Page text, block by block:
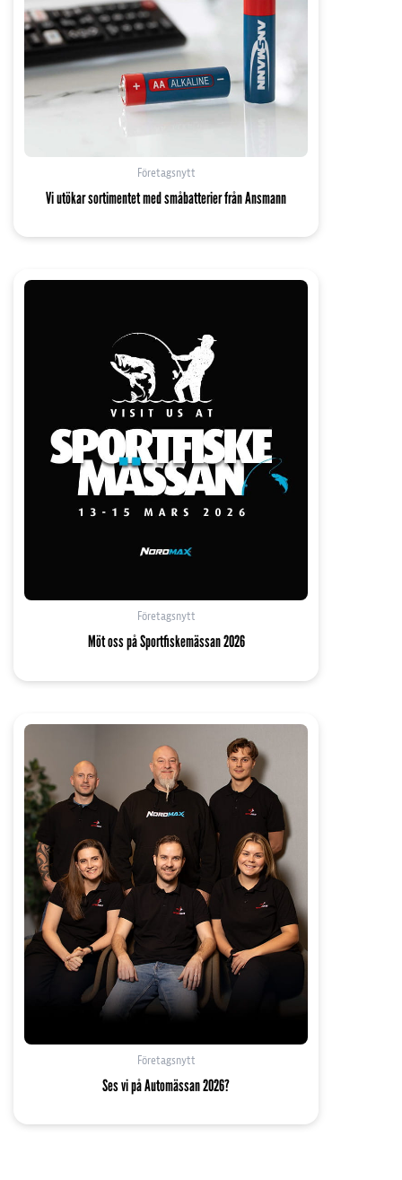
Företagsnytt
Vi utökar sortimentet med småbatterier från Ansmann
Företagsnytt
Möt oss på Sportfiskemässan 2026
Företagsnytt
Ses vi på Automässan 2026?